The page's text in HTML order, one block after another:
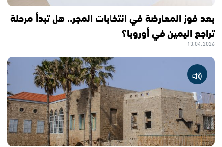
بعد فوز المعارضة في انتخابات المجر.. هل تبدأ مرحلة
تراجع اليمين في أوروبا؟
13.04.2026